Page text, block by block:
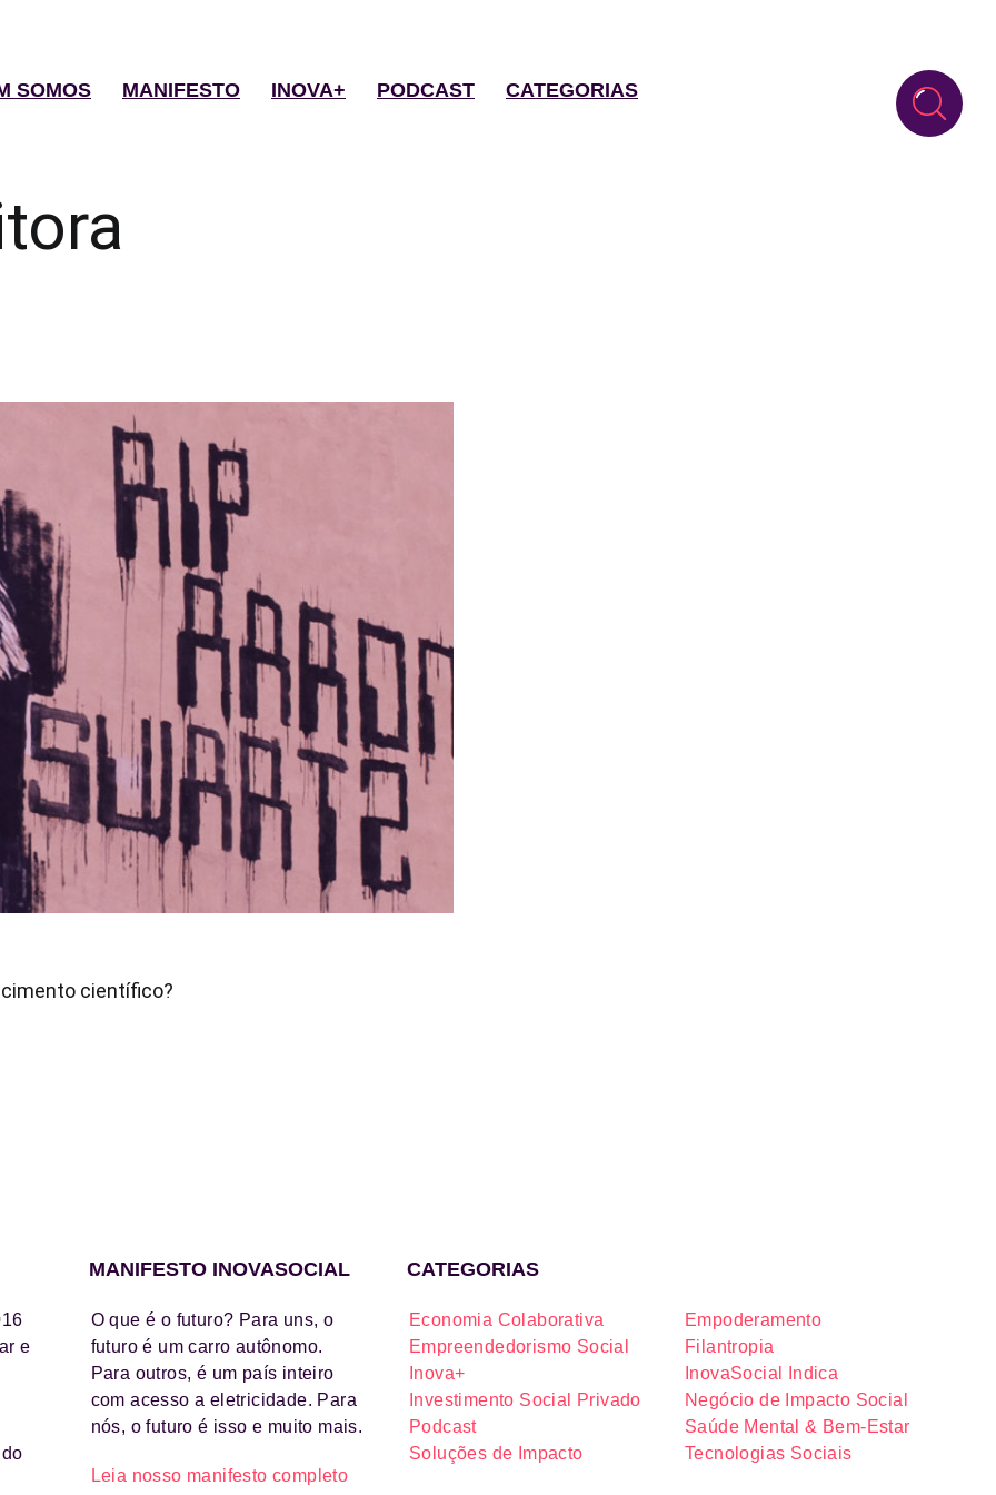
SOMOS MANIFESTO INOVA+ PODCAST CATEGORIAS
científico?
e
MANIFESTO INOVASOCIAL
O que é o futuro? Para uns, o
futuro é um carro autônomo.
Para outros, é um país inteiro
com acesso a eletricidade. Para
nós, o futuro é isso e muito mais.
Leia nosso manifesto completo
CATEGORIAS
Economia Colaborativa
Empoderamento
Empreendedorismo Social
Filantropia
Inova+
InovaSocial Indica
Investimento Social Privado
Negócio de Impacto Social
Podcast
Saúde Mental & Bem-Estar
Soluções de Impacto
Tecnologias Sociais